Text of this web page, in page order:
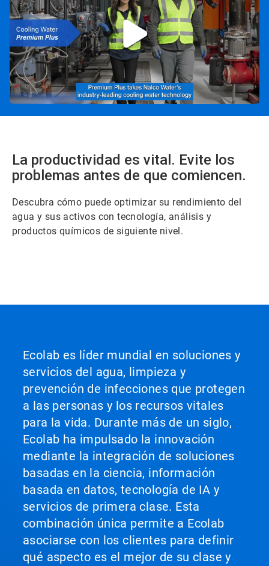
La productividad es vital. Evite los
problemas antes de que comiencen.
Descubra cómo puede optimizar su rendimiento del
agua y sus activos con tecnología, análisis y
productos químicos de siguiente nivel.
Ecolab es líder mundial en soluciones y
servicios del agua, limpieza y
prevención de infecciones que protegen
a las personas y los recursos vitales
para la vida. Durante más de un siglo,
Ecolab ha impulsado la innovación
mediante la integración de soluciones
basadas en la ciencia, información
basada en datos, tecnología de IA y
servicios de primera clase. Esta
combinación única permite a Ecolab
asociarse con los clientes para definir
qué aspecto es el mejor de su clase y